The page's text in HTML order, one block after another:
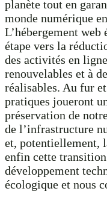
planète tout en
monde numérique
L’hébergement
étape vers la
des activités en
renouvelables et à
réalisables. Au fur
pratiques joueront
préservation de
de l’infrastructure
et, potentiellement,
enfin cette
développement
écologique et nous